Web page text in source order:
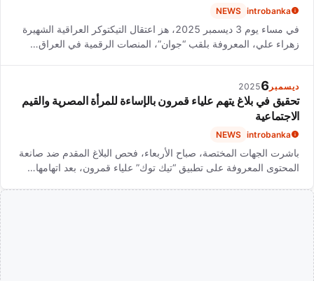
introbanka
NEWS
في مساء يوم 3 ديسمبر 2025، هز اعتقال التيكتوكر العراقية الشهيرة
زهراء علي، المعروفة بلقب “جوان”، المنصات الرقمية في العراق…
ديسمبر 6
2025
تحقيق في بلاغ يتهم علياء قمرون بالإساءة للمرأة المصرية والقيم
الاجتماعية
introbanka
NEWS
باشرت الجهات المختصة، صباح الأربعاء، فحص البلاغ المقدم ضد صانعة
المحتوى المعروفة على تطبيق “تيك توك” علياء قمرون، بعد اتهامها…